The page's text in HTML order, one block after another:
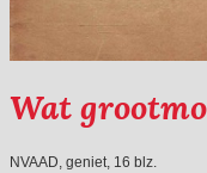
Wat
NVAAD, geniet, 16 blz.